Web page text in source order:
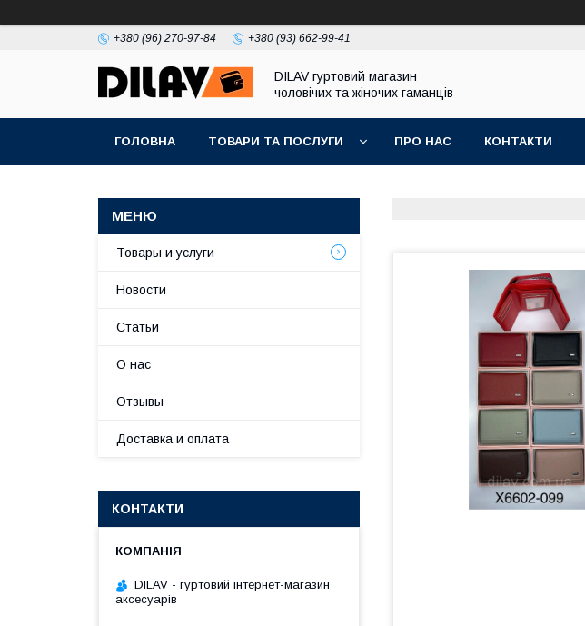
+380 (96) 270-97-84 +380 (93) 662-99-41
DILAV гуртовий магазин
чоловічих та жіночих гаманців
ГОЛОВНА ТОВАРИ ТА ПОСЛУГИ ПРО НАС КОНТАКТИ
Товары и услуги
Новости
Статьи
О нас
Отзывы
Доставка и оплата
КОНТАКТИ
DILAV - гуртовий інтернет-магазин
аксесуарів